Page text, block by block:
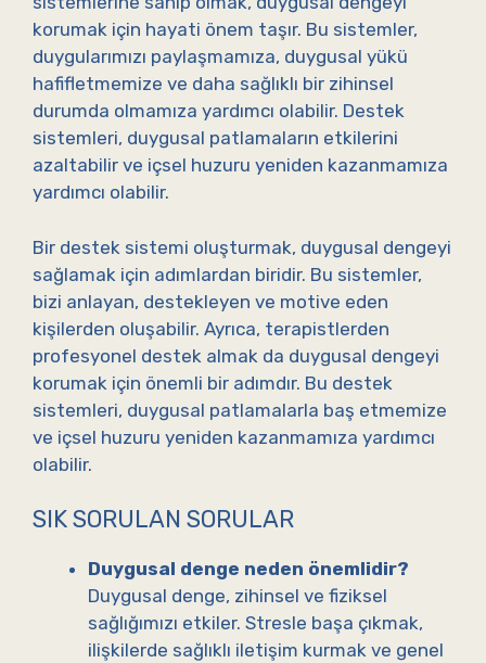
korumak için hayati önem taşır. Bu sistemler,
duygularımızı paylaşmamıza, duygusal yükü
hafifletmemize ve daha sağlıklı bir zihinsel
durumda olmamıza yardımcı olabilir. Destek
sistemleri, duygusal patlamaların etkilerini
azaltabilir ve içsel huzuru yeniden kazanmamıza
yardımcı olabilir.
Bir destek sistemi oluşturmak, duygusal dengeyi
sağlamak için adımlardan biridir. Bu sistemler,
bizi anlayan, destekleyen ve motive eden
kişilerden oluşabilir. Ayrıca, terapistlerden
profesyonel destek almak da duygusal dengeyi
korumak için önemli bir adımdır. Bu destek
sistemleri, duygusal patlamalarla baş etmemize
ve içsel huzuru yeniden kazanmamıza yardımcı
olabilir.
SIK SORULAN SORULAR
Duygusal denge neden önemlidir?
Duygusal denge, zihinsel ve fiziksel
sağlığımızı etkiler. Stresle başa çıkmak,
ilişkilerde sağlıklı iletişim kurmak ve genel